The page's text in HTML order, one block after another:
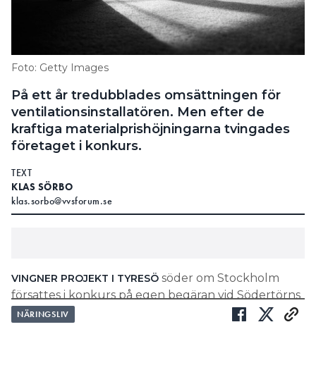
Foto: Getty Images
På ett år tredubblades omsättningen för
ventilationsinstallatören. Men efter de
kraftiga materialprishöjningarna tvingades
företaget i konkurs.
TEXT
KLAS SÖRBO
klas.sorbo@vvsforum.se
VINGNER PROJEKT I TYRESÖ söder om Stockholm
försattes i konkurs på egen begäran vid Södertörns
tingsrätt den 28 augusti. Vid konkursen hade
NÄRINGSLIV